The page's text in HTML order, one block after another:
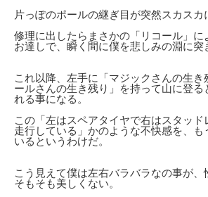
片っぽのポールの継ぎ目が突然スカスカ
修理に出したらまさかの「リコール」に
お達しで、瞬く間に僕を悲しみの淵に突
これ以降、左手に「マジックさんの生き
ールさんの生き残り」を持って山に登
れる事になる。
この「左はスペアタイヤで右はスタッド
走行している」かのような不快感を、
いるというわけだ。
こう見えて僕は左右バラバラなの事が、
そもそも美しくない。